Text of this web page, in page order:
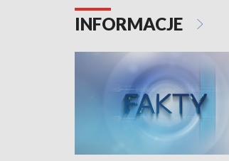
Pologne
INFORMACJE